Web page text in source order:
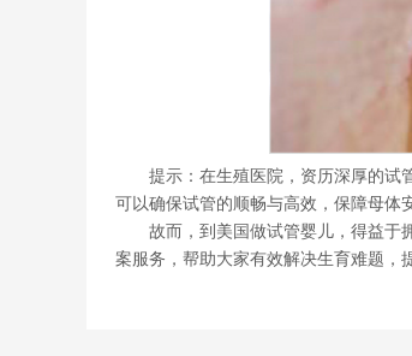
提示：在生殖医院，资历深厚的试管
可以确保试管的顺畅与高效，保障母体
故而，到美国做试管婴儿，得益于拥
案服务，帮助大家有效解决生育难题，